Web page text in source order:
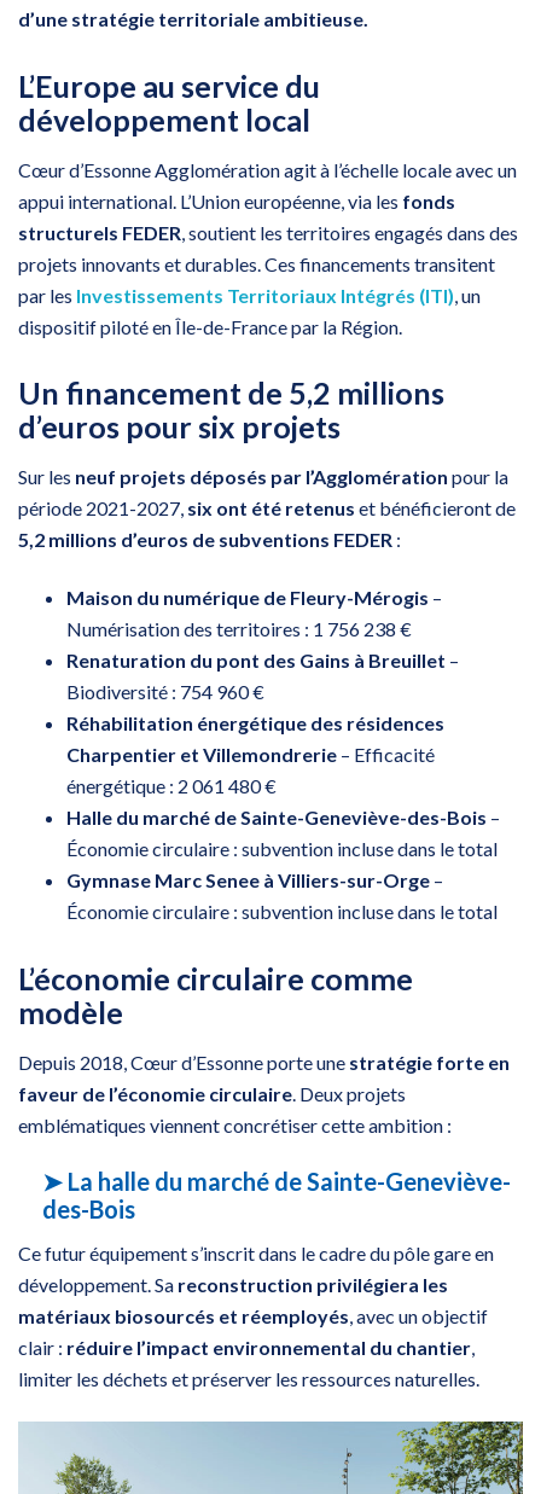
d’une stratégie territoriale ambitieuse.
L’Europe au service du
développement local
Cœur d’Essonne Agglomération agit à l’échelle locale avec un
appui international. L’Union européenne, via les fonds
structurels FEDER , soutient les territoires engagés dans des
projets innovants et durables. Ces financements transitent
par les Investissements Territoriaux Intégrés (ITI) , un
dispositif piloté en Île-de-France par la Région.
Un financement de 5,2 millions
d’euros pour six projets
Sur les neuf projets déposés par l’Agglomération pour la
période 2021-2027, six ont été retenus et bénéficieront de
5,2 millions d’euros de subventions FEDER :
Maison du numérique de Fleury-Mérogis –
Numérisation des territoires : 1 756 238 €
Renaturation du pont des Gains à Breuillet –
Biodiversité : 754 960 €
Réhabilitation énergétique des résidences
Charpentier et Villemondrerie – Efficacité
énergétique : 2 061 480 €
Halle du marché de Sainte-Geneviève-des-Bois –
Économie circulaire : subvention incluse dans le total
Gymnase Marc Senee à Villiers-sur-Orge –
Économie circulaire : subvention incluse dans le total
L’économie circulaire comme
modèle
Depuis 2018, Cœur d’Essonne porte une stratégie forte en
faveur de l’économie circulaire . Deux projets
emblématiques viennent concrétiser cette ambition :
➤ La halle du marché de Sainte-Geneviève-
des-Bois
Ce futur équipement s’inscrit dans le cadre du pôle gare en
développement. Sa reconstruction privilégiera les
matériaux biosourcés et réemployés , avec un objectif
clair : réduire l’impact environnemental du chantier
limiter les déchets et préserver les ressources naturelles.